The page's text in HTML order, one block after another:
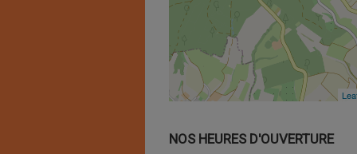
NOS HEURES D'OUVERTURE